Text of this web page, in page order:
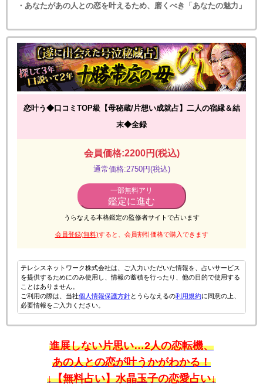
・あなたがあの人との恋を叶えるため、磨くべき「あなたの魅力」
恋叶う◆口コミTOP級【母秘蔵/片想い成就占】二人の宿縁＆結
末◆全録
会員価格:2200円(税込)
通常価格:2750円(税込)
一部無料アリ
鑑定に進む
うらなえる本格鑑定の監修者サイトで占います
会員登録(無料)すると、会員割引価格で購入できます
テレシスネットワーク株式会社は、ご入力いただいた情報を、占いサービス
を提供するためにのみ使用し、情報の蓄積を行ったり、他の目的で使用する
ことはありません。
ご利用の際は、当社個人情報保護方針とうらなえるの利用規約に同意の上、
必要情報をご入力ください。
進展しない片思い…2人の恋転機、
あの人との恋が叶うかがわかる！
↓【無料占い】水晶玉子の恋愛占い↓